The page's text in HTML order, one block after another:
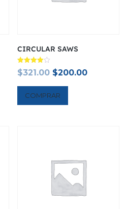
CIRCULAR SAWS
Avaliação
4.00
$321.00 Original
price
was:
$200.00Current
COMPRAR